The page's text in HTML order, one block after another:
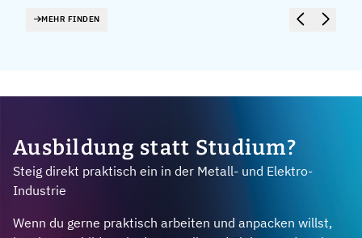
MEHR FINDEN
Ausbildung statt Studium?
Steig direkt praktisch ein in der Metall- und Elektro-
Industrie
Wenn du gerne praktisch arbeiten und anpacken willst,